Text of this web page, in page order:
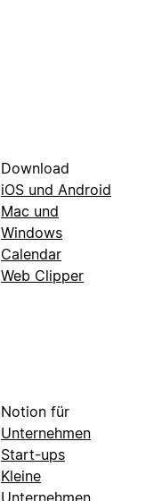
Download
iOS und Android
Mac und
Windows
Calendar
Web Clipper
Notion für
Unternehmen
Start-ups
Kleine